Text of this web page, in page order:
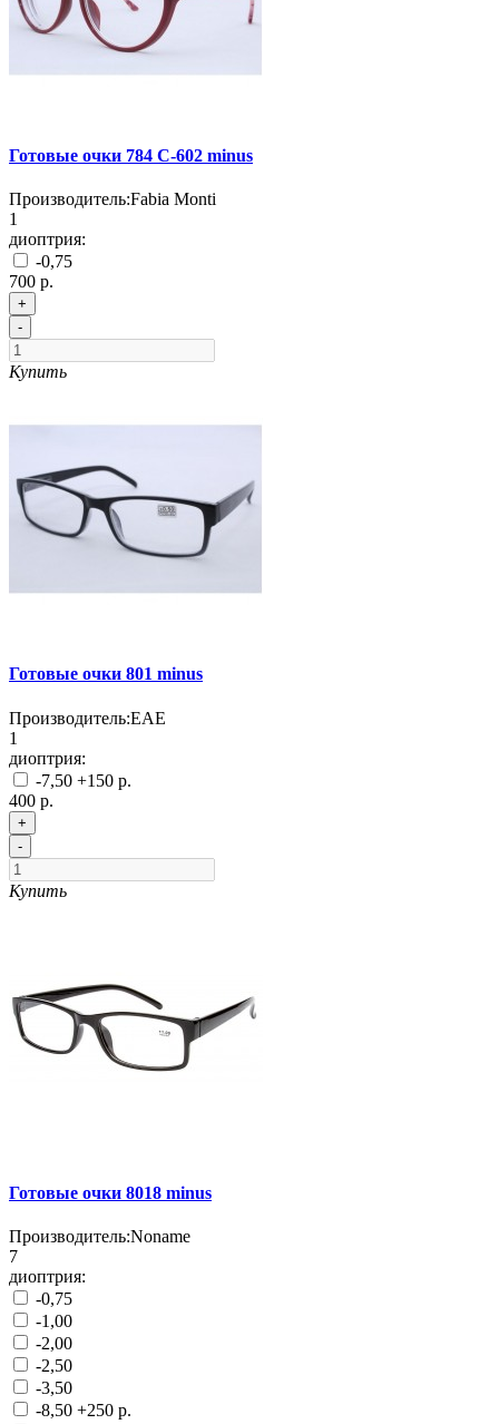
Готовые очки 784 C-602 minus
Производитель:Fabia Monti
1
диоптрия:
-0,75
700 р.
+
-
Купить
Готовые очки 801 minus
Производитель:EAE
1
диоптрия:
-7,50 +150 р.
400 р.
+
-
Купить
Готовые очки 8018 minus
Производитель:Noname
7
диоптрия:
-0,75
-1,00
-2,00
-2,50
-3,50
-8,50 +250 р.